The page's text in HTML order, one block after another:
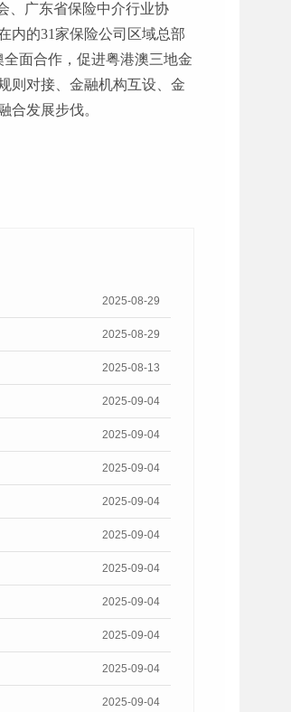
、广东省保险中介行业协
内的31家保险公司区域总部
面合作，促进粤港澳三地金
则对接、金融机构互设、金
合发展步伐。
2025-08-29
2025-08-29
2025-08-13
2025-09-04
2025-09-04
2025-09-04
2025-09-04
2025-09-04
2025-09-04
2025-09-04
2025-09-04
2025-09-04
2025-09-04